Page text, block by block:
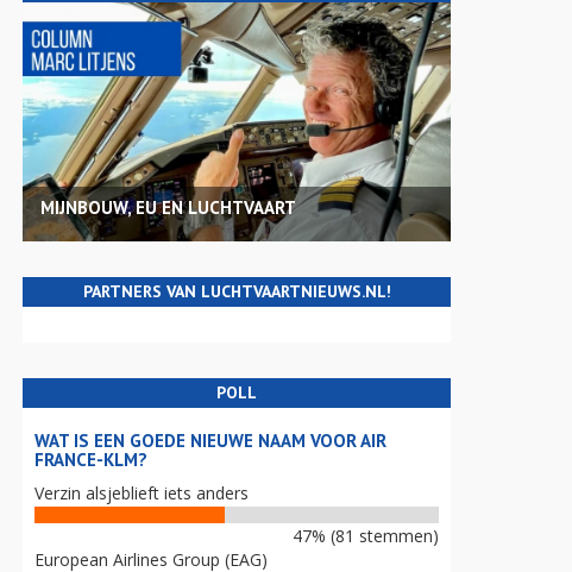
MIJNBOUW, EU EN LUCHTVAART
PARTNERS VAN LUCHTVAARTNIEUWS.NL!
POLL
WAT IS EEN GOEDE NIEUWE NAAM VOOR AIR
FRANCE-KLM?
Verzin alsjeblieft iets anders
47% (81 stemmen)
European Airlines Group (EAG)